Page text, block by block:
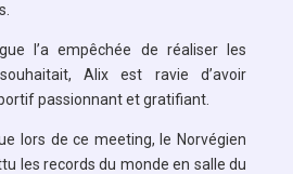
l’a empêchée de réaliser les
Alix est ravie d’avoir
passionnant et gratifiant.
lors de ce meeting, le Norvégien
les records du monde en salle du